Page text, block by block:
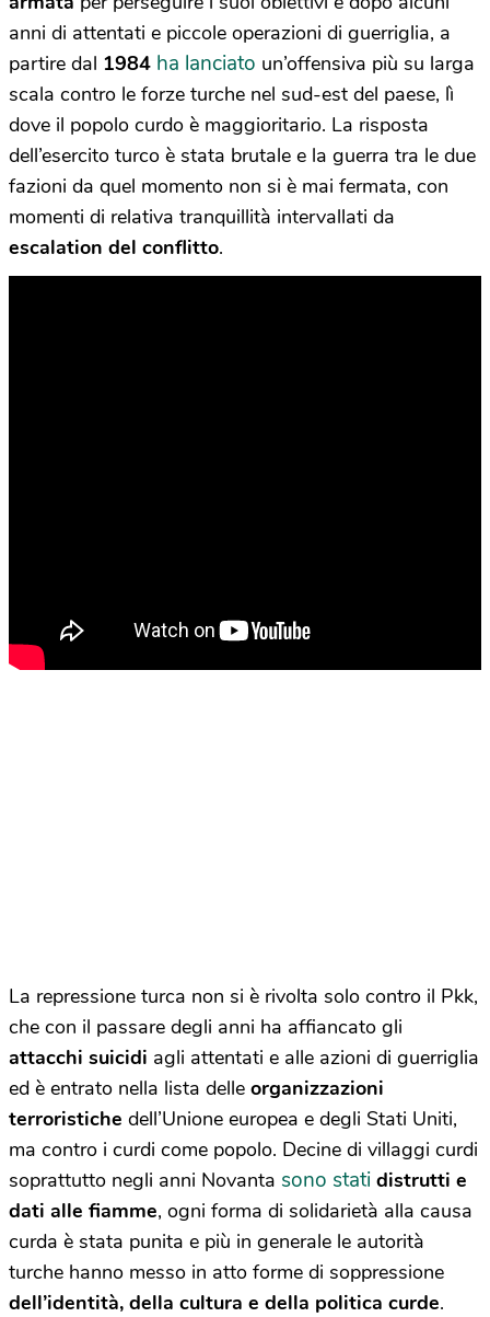
anni di attentati e piccole operazioni di guerriglia, a
partire dal 1984 ha lanciato un’offensiva più su larga
scala contro le forze turche nel sud-est del paese, lì
dove il popolo curdo è maggioritario. La risposta
dell’esercito turco è stata brutale e la guerra tra le due
fazioni da quel momento non si è mai fermata, con
momenti di relativa tranquillità intervallati da
escalation del conflitto.
La repressione turca non si è rivolta solo contro il Pkk,
che con il passare degli anni ha affiancato gli
attacchi suicidi agli attentati e alle azioni di guerriglia
ed è entrato nella lista delle organizzazioni
terroristiche dell’Unione europea e degli Stati Uniti,
ma contro i curdi come popolo. Decine di villaggi curdi
soprattutto negli anni Novanta sono stati distrutti e
dati alle fiamme, ogni forma di solidarietà alla causa
curda è stata punita e più in generale le autorità
turche hanno messo in atto forme di soppressione
dell’identità, della cultura e della politica curde.